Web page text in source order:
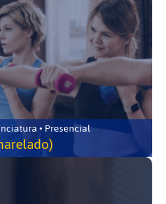
• Presencial